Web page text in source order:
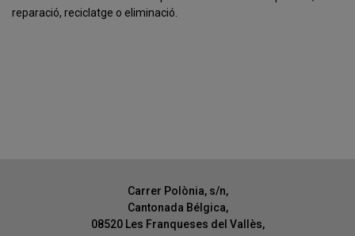
reparació, reciclatge o eliminació.
Carrer Polònia, s/n,
Cantonada Bélgica,
08520 Les Franqueses del Vallès,